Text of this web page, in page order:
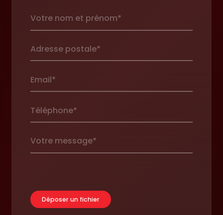
Déposer un fichier